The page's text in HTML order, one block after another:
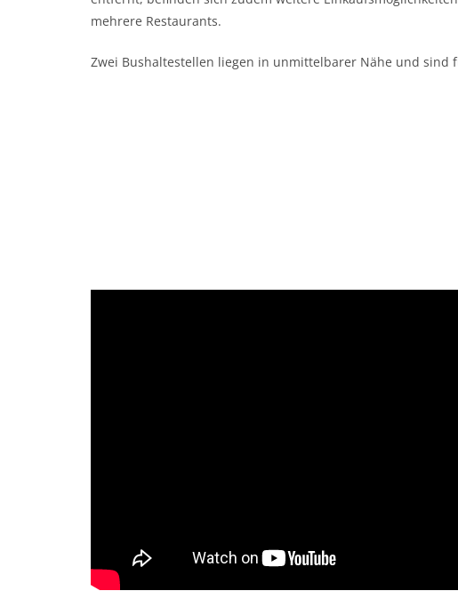
mehrere Restaurants.
Zwei Bushaltestellen liegen in unmittelbarer Nähe und sind